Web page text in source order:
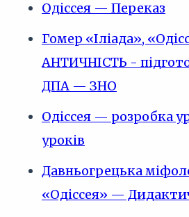
Одіссея — Переказ
Гомер «Іліада»,
АНТИЧНІСТЬ -
ДПА — ЗНО
Одіссея — розробка
уроків
Давньогрецька
«Одіссея» —